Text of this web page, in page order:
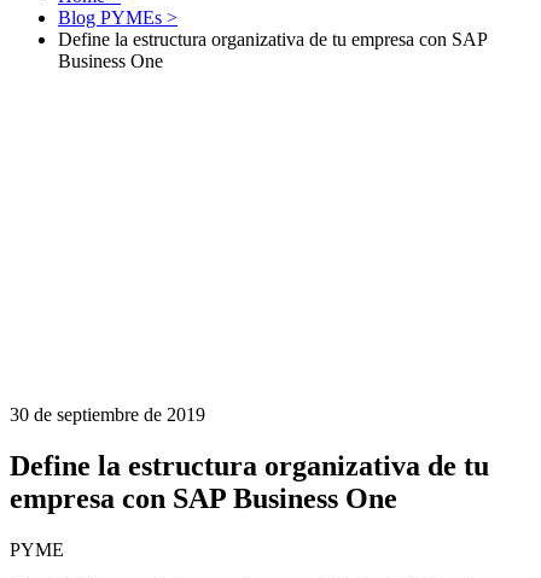
Blog PYMEs >
Define la estructura organizativa de tu empresa con SAP
Business One
30 de septiembre de 2019
Define la estructura organizativa de tu
empresa con SAP Business One
PYME